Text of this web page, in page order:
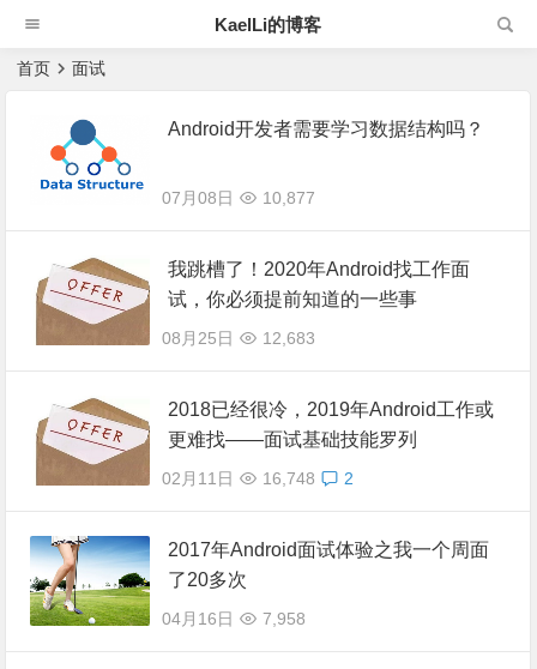
KaelLi的博客
首页 面试
Android开发者需要学习数据结构吗？
07月08日 10,877
我跳槽了！2020年Android找工作面
试，你必须提前知道的一些事
08月25日 12,683
2018已经很冷，2019年Android工作或
更难找——面试基础技能罗列
02月11日 16,748 2
2017年Android面试体验之我一个周面
了20多次
04月16日 7,958